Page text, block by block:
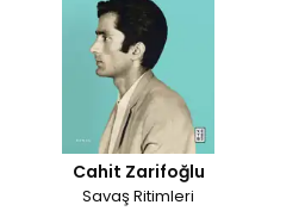
Cahit Zarifoğlu
Savaş Ritimleri